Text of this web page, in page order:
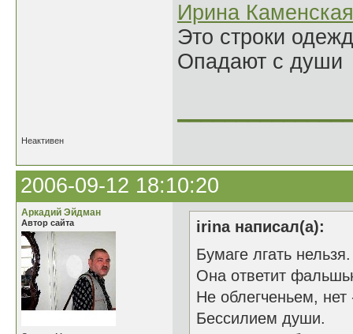
Ирина Каменская
Это строки
Опадают с души
Неактивен
2006-09-12 18:10:20
Аркадий Эйдман
Автор сайта
irina написал(а):
Бумаге лгать нельзя.
Она ответит
Не облегченьем, нет
Бессилием души.